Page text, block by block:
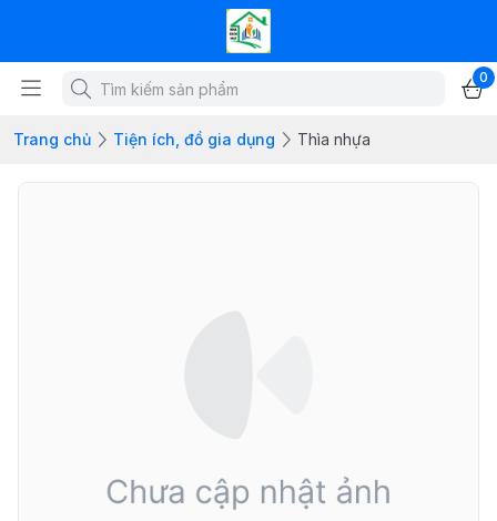
0
Trang chủ Tiện ích, đồ gia dụng Thìa nhựa